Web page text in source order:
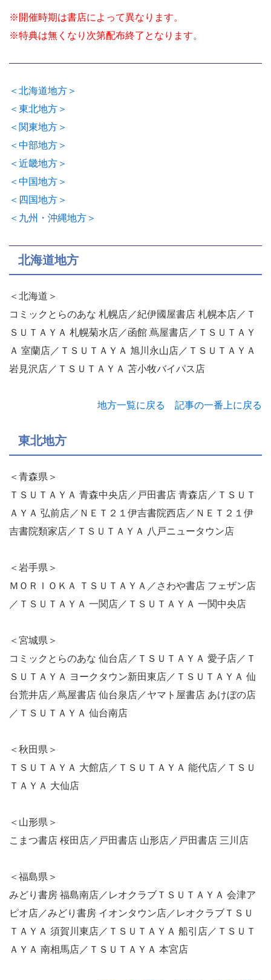
※開催時期は書店によって異なります。
※特典は無くなり次第配布終了となります。
＜北海道地方＞
＜東北地方＞
＜関東地方＞
＜中部地方＞
＜近畿地方＞
＜中国地方＞
＜四国地方＞
＜九州・沖縄地方＞
北海道地方
＜北海道＞
コミックとらのあな 札幌店／紀伊國屋書店 札幌本店／Ｔ
ＳＵＴＡＹＡ 札幌菊水店／函館 蔦屋書店／ＴＳＵＴＡＹ
Ａ 室蘭店／ＴＳＵＴＡＹＡ 旭川永山店／ＴＳＵＴＡＹＡ
岩見沢店／ＴＳＵＴＡＹＡ 苫小牧バイパス店
地方一覧に戻る 記事の一番上に戻る
東北地方
＜青森県＞
ＴＳＵＴＡＹＡ 青森中央店／戸田書店 青森店／ＴＳＵＴ
ＡＹＡ 弘前店／ＮＥＴ２１伊吉書院西店／ＮＥＴ２１伊
吉書院類家店／ＴＳＵＴＡＹＡ 八戸ニュータウン店
＜岩手県＞
ＭＯＲＩＯＫＡ ＴＳＵＴＡＹＡ／さわや書店 フェザン店
／ＴＳＵＴＡＹＡ 一関店／ＴＳＵＴＡＹＡ 一関中央店
＜宮城県＞
コミックとらのあな 仙台店／ＴＳＵＴＡＹＡ 愛子店／Ｔ
ＳＵＴＡＹＡ ヨークタウン新田東店／ＴＳＵＴＡＹＡ 仙
台荒井店／蔦屋書店 仙台泉店／ヤマト屋書店 あけぼの店
／ＴＳＵＴＡＹＡ 仙台南店
＜秋田県＞
ＴＳＵＴＡＹＡ 大館店／ＴＳＵＴＡＹＡ 能代店／ＴＳＵ
ＴＡＹＡ 大仙店
＜山形県＞
こまつ書店 桜田店／戸田書店 山形店／戸田書店 三川店
＜福島県＞
みどり書房 福島南店／レオクラブＴＳＵＴＡＹＡ 会津ア
ピオ店／みどり書房 イオンタウン店／レオクラブＴＳＵ
ＴＡＹＡ 須賀川東店／ＴＳＵＴＡＹＡ 船引店／ＴＳＵＴ
ＡＹＡ 南相馬店／ＴＳＵＴＡＹＡ 本宮店